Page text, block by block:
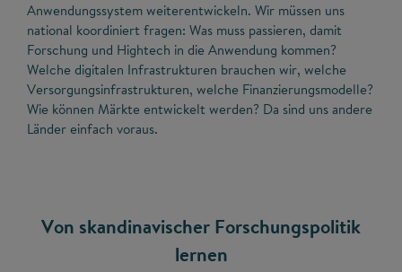
Anwendungssystem weiterentwickeln. Wir müssen uns
national koordiniert fragen: Was muss passieren, damit
Forschung und Hightech in die Anwendung kommen?
Welche digitalen Infrastrukturen brauchen wir, welche
Versorgungsinfrastrukturen, welche Finanzierungsmodelle?
Wie können Märkte entwickelt werden? Da sind uns andere
Länder einfach voraus.
Von skandinavischer Forschungspolitik
lernen